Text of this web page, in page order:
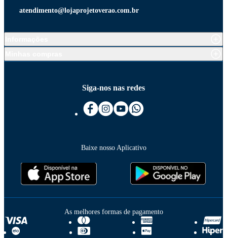
atendimento@lojaprojetoverao.com.br
Siga-nos nas redes
Baixe nosso Aplicativo
As melhores formas de pagamento